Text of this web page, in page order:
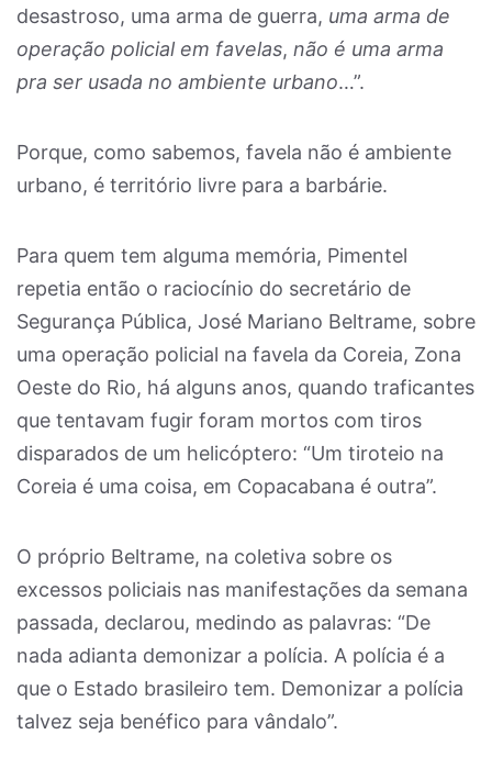
desastroso, uma arma de guerra, uma arma de
operação policial em favelas, não é uma arma
pra ser usada no ambiente urbano…”.
Porque, como sabemos, favela não é ambiente
urbano, é território livre para a barbárie.
Para quem tem alguma memória, Pimentel
repetia então o raciocínio do secretário de
Segurança Pública, José Mariano Beltrame, sobre
uma operação policial na favela da Coreia, Zona
Oeste do Rio, há alguns anos, quando traficantes
que tentavam fugir foram mortos com tiros
disparados de um helicóptero: “Um tiroteio na
Coreia é uma coisa, em Copacabana é outra”.
O próprio Beltrame, na coletiva sobre os
excessos policiais nas manifestações da semana
passada, declarou, medindo as palavras: “De
nada adianta demonizar a polícia. A polícia é a
que o Estado brasileiro tem. Demonizar a polícia
talvez seja benéfico para vândalo”.